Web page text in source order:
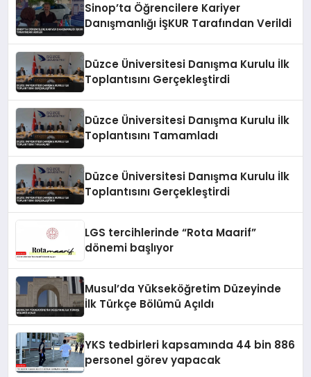
Sinop’ta Öğrencilere Kariyer
Danışmanlığı İŞKUR Tarafından Verildi
Düzce Üniversitesi Danışma Kurulu İlk
Toplantısını Gerçekleştirdi
Düzce Üniversitesi Danışma Kurulu İlk
Toplantısını Tamamladı
Düzce Üniversitesi Danışma Kurulu İlk
Toplantısını Gerçekleştirdi
LGS tercihlerinde “Rota Maarif”
dönemi başlıyor
Musul’da Yükseköğretim Düzeyinde
İlk Türkçe Bölümü Açıldı
YKS tedbirleri kapsamında 44 bin 886
personel görev yapacak